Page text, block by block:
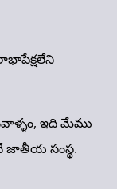
ఇది మేము
జాతీయ సంస్థ.